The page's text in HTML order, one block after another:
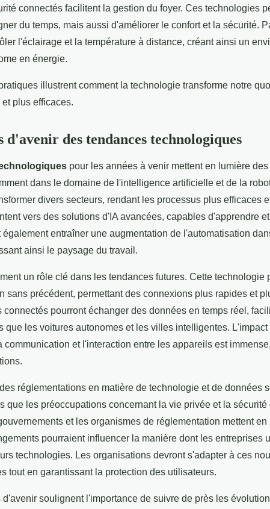
connectés facilitent la gestion du foyer. Ces technologies
du temps, mais aussi d'améliorer le confort et la sécurité.
l'éclairage et la température à distance, créant ainsi un
en énergie.
illustrent comment la technologie transforme notre
plus efficaces.
d'avenir des tendances technologiques
pour les années à venir mettent en lumière
dans le domaine de l'intelligence artificielle et de la
divers secteurs, rendant les processus plus efficaces
vers des solutions d'IA avancées, capables d'apprendre
entraîner une augmentation de l'automatisation
ainsi le paysage du travail.
un rôle clé dans les tendances futures. Cette technologie
sans précédent, permettant des connexions plus rapides et
connectés pourront échanger des données en temps réel,
que les voitures autonomes et les villes intelligentes.
communication et l'interaction entre les appareils est
réglementations en matière de technologie et de données
que les préoccupations concernant la vie privée et la
et les organismes de réglementation mettent
pourraient influencer la manière dont les entreprises
technologies. Les organisations devront s'adapter à ces
tout en garantissant la protection des utilisateurs.
soulignent l'importance de suivre de près les